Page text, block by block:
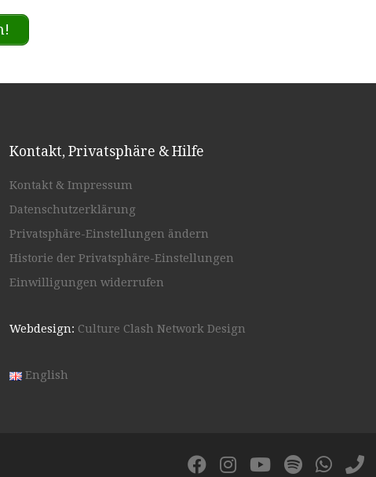
Kontakt, Privatsphäre & Hilfe
Kontakt & Impressum
Datenschutzerklärung
Privatsphäre-Einstellungen ändern
Historie der Privatsphäre-Einstellungen
Einwilligungen widerrufen
Webdesign: Culture Clash Network Design
English